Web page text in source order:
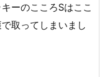
ーのこころSはここ
取ってしまいまし